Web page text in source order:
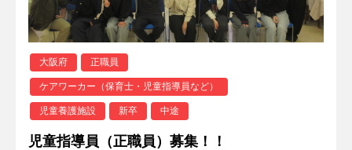
大阪府 正職員
ケアワーカー（保育士・児童指導員など）
児童養護施設 新卒 中途
児童指導員（正職員）募集！！